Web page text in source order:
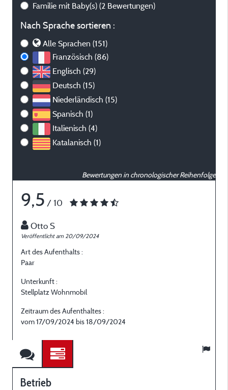
Familie mit Baby(s) (2 Bewertungen)
Nach Sprache sortieren :
Alle Sprachen (151)
Französisch (86)
Englisch (29)
Deutsch (15)
Niederländisch (15)
Spanisch (1)
Italienisch (4)
Katalanisch (1)
Bewertungen in chronologischer Reihenfolge
9,5 / 10
Otto S
Veröffentlicht am 20/09/2024
Art des Aufenthalts :
Paar
Unterkunft :
Stellplatz Wohnmobil
Zeitraum des Aufenthaltes :
vom 17/09/2024 bis 18/09/2024
Betrieb